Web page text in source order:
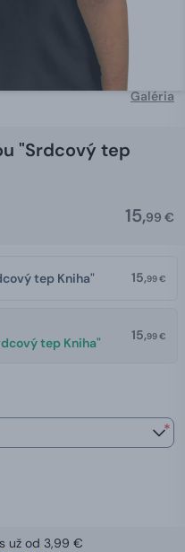
Galéria
"Srdcový tep
15,99 €
tep Kniha" 15,99 €
tep Kniha" 15,99 €
*
už od 3,99 €